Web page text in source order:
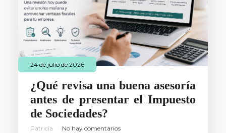
24 de julio de 2026
¿Qué revisa una buena asesoría
antes de presentar el Impuesto
de Sociedades?
Patricia No hay comentarios